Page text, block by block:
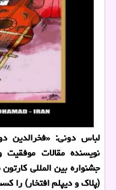
لباس دونی: «فخرالدین
نویسنده مقالات
جشنواره بین المللی
(پلاک و دیپلم افتخار) را